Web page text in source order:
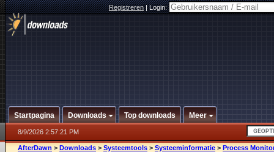
Registreren|Login:
Startpagina Downloads Top downloads Meer
8/9/2026 2:57:21 PM
AfterDawn > Downloads > Systeemtools > Systeeminformatie > Process